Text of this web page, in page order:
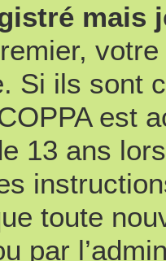
mais
Si ils sont
est
13 ans
toute
par